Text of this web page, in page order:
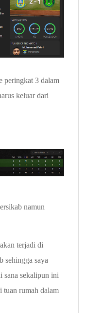
peringkat 3 dalam
keluar dari
namun
terjadi di
sehingga saya
sana sekalipun ini
tuan rumah dalam